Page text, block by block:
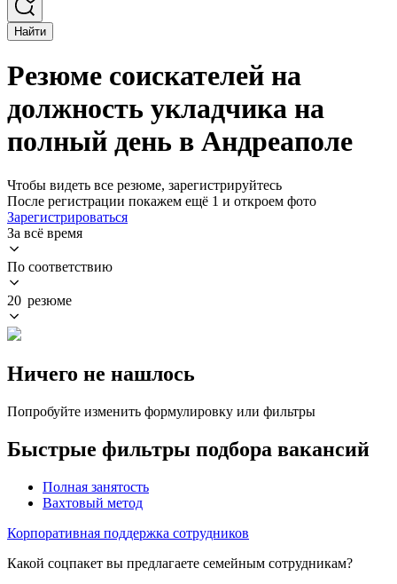
Найти
Резюме соискателей на
должность укладчика на
полный день в Андреаполе
Чтобы видеть все резюме, зарегистрируйтесь
После регистрации покажем ещё 1 и откроем фото
Зарегистрироваться
За всё время
По соответствию
20 резюме
Ничего не нашлось
Попробуйте изменить формулировку или фильтры
Быстрые фильтры подбора вакансий
Полная занятость
Вахтовый метод
Корпоративная поддержка сотрудников
Какой соцпакет вы предлагаете семейным сотрудникам?